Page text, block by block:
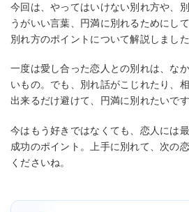
今回は、やってはいけない別れ方や、
うがいい言葉、円満に別れるためにし
別れ方のポイントについて解説しました
一度は愛し合った恋人との別れは、な
いもの。でも、別れ話がこじれたり、
出来るだけ避けて、円満に別れたいです
今はもう好きではなくても、恋人には
成功のポイント。上手に別れて、次の
くださいね。